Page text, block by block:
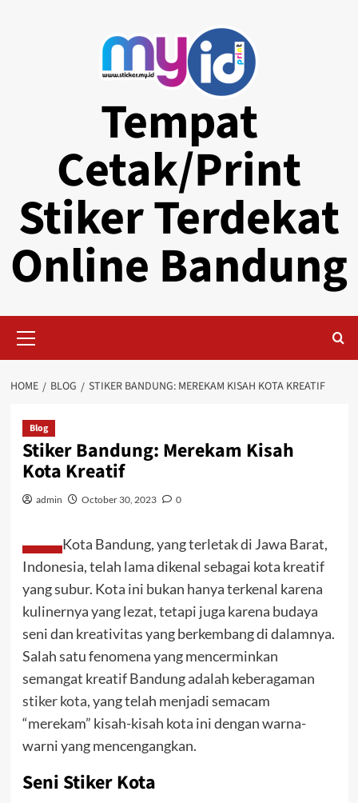
Tempat
Cetak/Print
Stiker Terdekat
Online Bandung
Menu
HOME BLOG STIKER BANDUNG: MEREKAM KISAH KOTA KREATIF
Blog
Stiker Bandung: Merekam Kisah
Kota Kreatif
admin October 30, 2023 0
Kota Bandung, yang terletak di Jawa Barat,
Indonesia, telah lama dikenal sebagai kota kreatif
yang subur. Kota ini bukan hanya terkenal karena
kulinernya yang lezat, tetapi juga karena budaya
seni dan kreativitas yang berkembang di dalamnya.
Salah satu fenomena yang mencerminkan
semangat kreatif Bandung adalah keberagaman
stiker kota,yang telah menjadi semacam
“merekam” kisah-kisah kota ini dengan warna-
warni yang mencengangkan.
Seni Stiker Kota